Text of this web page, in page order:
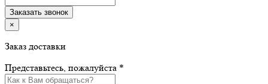
×
Заказ доставки
Представьтесь, пожалуйста *